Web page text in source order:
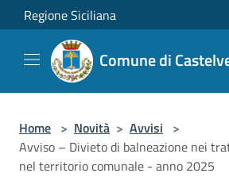
Salta al contenuto principale
Regione Siciliana
Comune di
Home > Novità > Avvisi >
Avviso – Divieto di balneazione nei
nel territorio comunale - anno 2025